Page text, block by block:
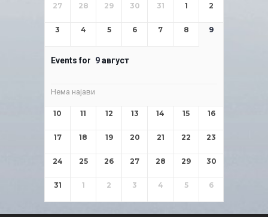
27
28 29 30 31 1 2
3 4 5 6 7 8 9
Events for 9август
Нема најави
10 11 12 13 14 15 16
17 18 19 20 21 22 23
24 25 26 27 28 29 30
31 1 2 3 4 5 6